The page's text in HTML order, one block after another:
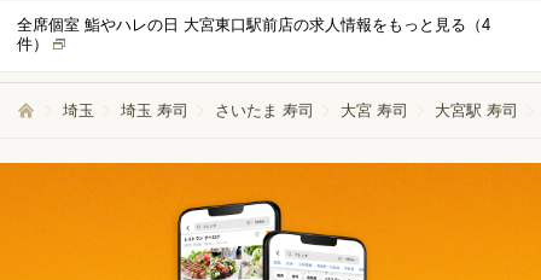
全席個室 鮨やハレの日 大宮東口駅前店の求人情報をもっと見る（4
件）
埼玉 埼玉 寿司 さいたま 寿司 大宮 寿司 大宮駅 寿司